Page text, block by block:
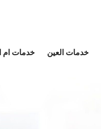
خدمات العين خدمات ام